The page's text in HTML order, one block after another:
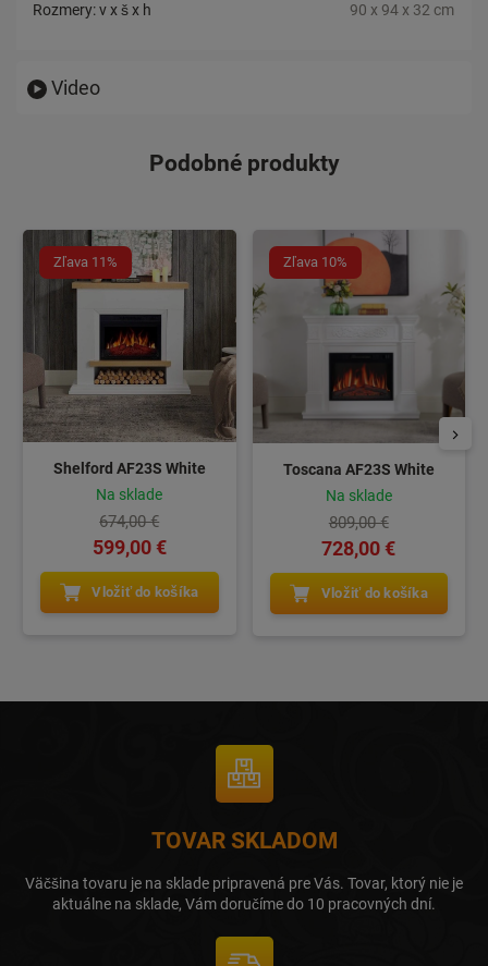
Rozmery: v x š x h 90 x 94 x 32 cm
Video
Podobné produkty
Zľava 11%
Shelford AF23S White
Na sklade
674,00 €
599,00 €
Vložiť do košíka
Zľava 10%
Toscana AF23S White
Na sklade
809,00 €
728,00 €
Vložiť do košíka
TOVAR SKLADOM
Väčšina tovaru je na sklade pripravená pre Vás. Tovar, ktorý nie je
aktuálne na sklade, Vám doručíme do 10 pracovných dní.